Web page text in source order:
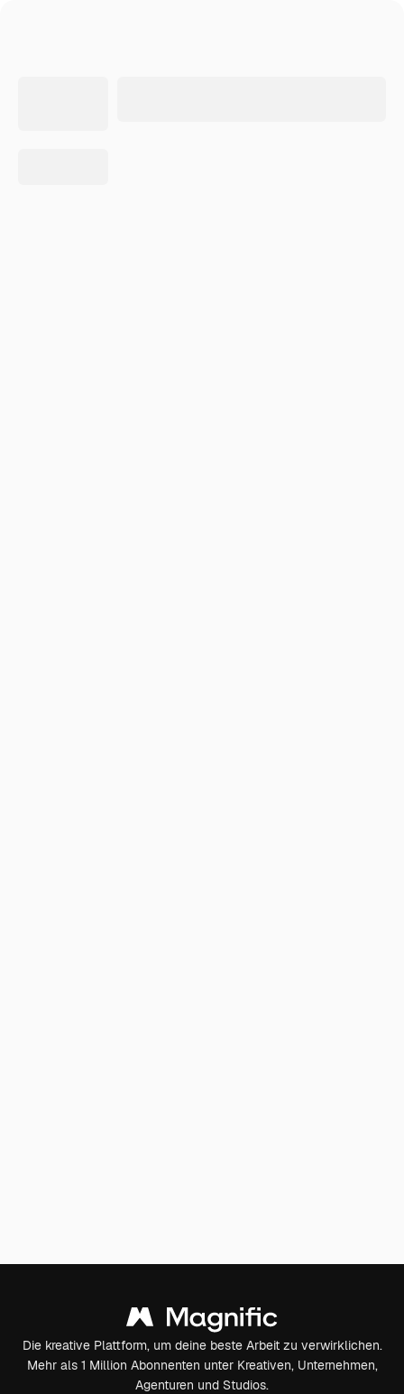
Die kreative Plattform, um deine beste Arbeit zu verwirklichen.
Mehr als 1 Million Abonnenten unter Kreativen, Unternehmen,
Agenturen und Studios.